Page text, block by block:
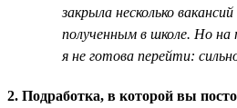
закрыла несколько
полученным в школе. Но
я не готова перейти:
2. Подработка, в которой вы